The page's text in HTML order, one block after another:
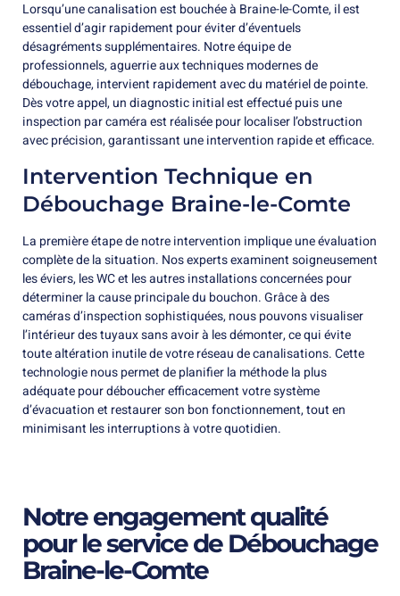
Lorsqu’une canalisation est bouchée à Braine-le-Comte, il est
essentiel d’agir rapidement pour éviter d’éventuels
désagréments supplémentaires. Notre équipe de
professionnels, aguerrie aux techniques modernes de
débouchage, intervient rapidement avec du matériel de pointe.
Dès votre appel, un diagnostic initial est effectué puis une
inspection par caméra est réalisée pour localiser l’obstruction
avec précision, garantissant une intervention rapide et efficace.
Intervention Technique en
Débouchage Braine-le-Comte
La première étape de notre intervention implique une évaluation
complète de la situation. Nos experts examinent soigneusement
les éviers, les WC et les autres installations concernées pour
déterminer la cause principale du bouchon. Grâce à des
caméras d’inspection sophistiquées, nous pouvons visualiser
l’intérieur des tuyaux sans avoir à les démonter, ce qui évite
toute altération inutile de votre réseau de canalisations. Cette
technologie nous permet de planifier la méthode la plus
adéquate pour déboucher efficacement votre système
d’évacuation et restaurer son bon fonctionnement, tout en
minimisant les interruptions à votre quotidien.
Notre engagement qualité
pour le service de Débouchage
Braine-le-Comte